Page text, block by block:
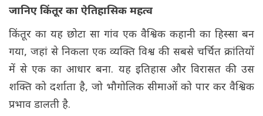
जानिए किंतूर का ऐतिहासिक महत्व
किंतूर का यह छोटा सा गांव एक वैश्विक कहानी का हिस्सा बन
गया, जहां से निकला एक व्यक्ति विश्व की सबसे चर्चित क्रांतियों
में से एक का आधार बना. यह इतिहास और विरासत की उस
शक्ति को दर्शाता है, जो भौगोलिक सीमाओं को पार कर वैश्विक
प्रभाव डालती है.